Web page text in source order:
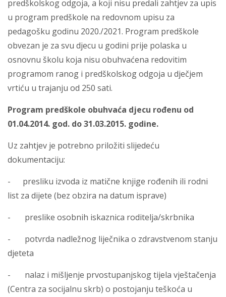
predškolskog odgoja, a koji nisu predali zahtjev za upis
u program predškole na redovnom upisu za
pedagošku godinu 2020./2021. Program predškole
obvezan je za svu djecu u godini prije polaska u
osnovnu školu koja nisu obuhvaćena redovitim
programom ranog i predškolskog odgoja u dječjem
vrtiću u trajanju od 250 sati.
Program predškole obuhvaća djecu rođenu od
01.04.2014. god. do 31.03.2015. godine.
Uz zahtjev je potrebno priložiti slijedeću
dokumentaciju:
- presliku izvoda iz matične knjige rođenih ili rodni
list za dijete (bez obzira na datum isprave)
- preslike osobnih iskaznica roditelja/skrbnika
- potvrda nadležnog liječnika o zdravstvenom stanju
djeteta
- nalaz i mišljenje prvostupanjskog tijela vještačenja
(Centra za socijalnu skrb) o postojanju teškoća u